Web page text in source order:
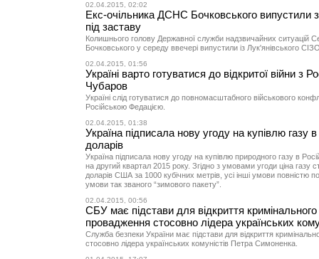
02.04.2015, 02:02
Екс-очільника ДСНС Бочковського випустили
під заставу
Колишнього голову Державної служби надзвичайних ситуацій
Бочковського у середу ввечері випустили із Лук'янівського
02.04.2015, 01:56
Україні варто готуватися до відкритої війни з
Чубаров
Україні слід готуватися до повномасштабного військового
Російською Федацією.
02.04.2015, 01:38
Україна підписала нову угоду на купівлю газу в
доларів
Україна підписала нову угоду на купівлю природного газу в
на другий квартал 2015 року. Згідно з умовами угоди ціна газу
доларів США за 1000 кубічних метрів, усі інші умови повністю
умови так званого “зимового пакету”.
02.04.2015, 00:56
СБУ має підстави для відкриття кримінального
провадження стосовно лідера українських
Служба безпеки України має підстави для відкриття
стосовно лідера українських комуністів Петра Симоненка.